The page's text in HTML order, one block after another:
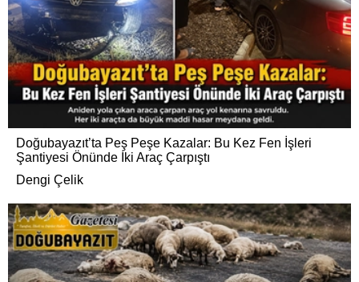
Doğubayazıt’ta Peş Peşe Kazalar: Bu Kez Fen İşleri
Şantiyesi Önünde İki Araç Çarpıştı
Dengi Çelik